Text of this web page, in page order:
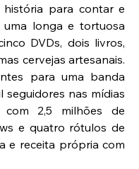
história para contar e
longa e tortuosa
DVDs, dois livros,
cervejas artesanais.
para uma banda
nas mídias
com 2,5 milhões de
e quatro rótulos de
e receita própria com